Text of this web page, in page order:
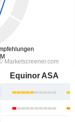
Equinor ASA